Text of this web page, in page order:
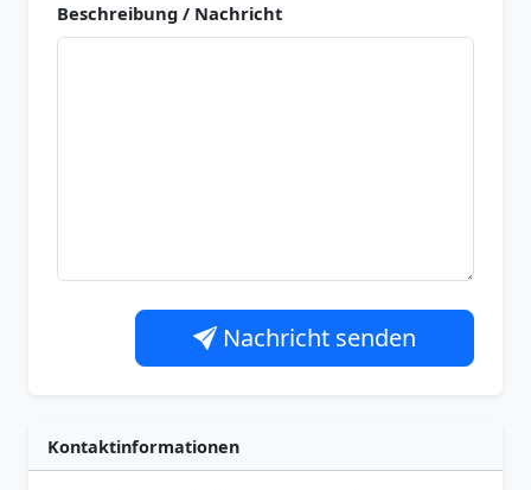
Beschreibung / Nachricht
Nachricht senden
Kontaktinformationen